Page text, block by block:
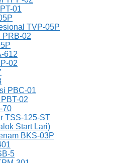
01
TVP-05P
PRB-02
612
02
PBC-01
02
70
TSS-125-ST
Start Lari)
BKS-03P
5